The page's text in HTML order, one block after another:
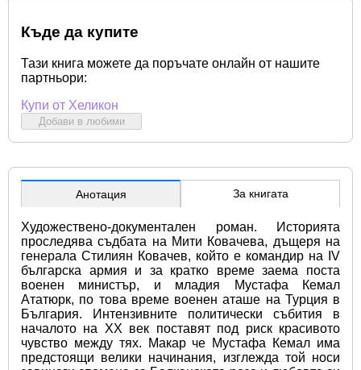
Къде да купите
Тази книга можете да поръчате онлайн от нашите
партньори:
Купи от Хеликон
Добави в любими
Анотация За книгата
Художествено-документален роман. Историята
проследява съдбата на Мити Ковачева, дъщеря на
генерала Стилиян Ковачев, който е командир на IV
българска армия и за кратко време заема поста
военен министър, и младия Мустафа Кемал
Ататюрк, по това време военен аташе на Турция в
България. Интензивните политически събития в
началото на XX век поставят под риск красивото
чувство между тях. Макар че Мустафа Кемал има
предстоящи велики начинания, изглежда той носи